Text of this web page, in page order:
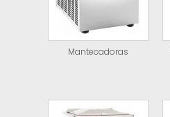
Mantecadoras